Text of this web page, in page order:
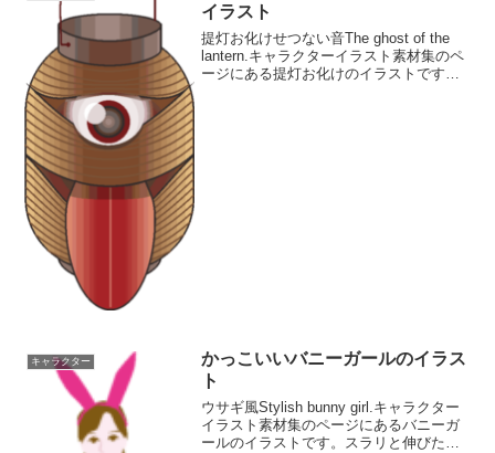
イラスト
提灯お化けせつない音The ghost of the
lantern.キャラクターイラスト素材集のペ
ージにある提灯お化けのイラストです。
キャラクター
かっこいいバニーガールのイラス
ト
ウサギ風Stylish bunny girl.キャラクター
イラスト素材集のページにあるバニーガ
ールのイラストです。スラリと伸びた長